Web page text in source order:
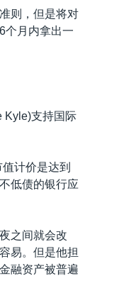
则，但是将对
个月内拿出一
Kyle)支持国际
计价是达到
低债的银行应
之间就会改
易。但是他担
融资产被普遍